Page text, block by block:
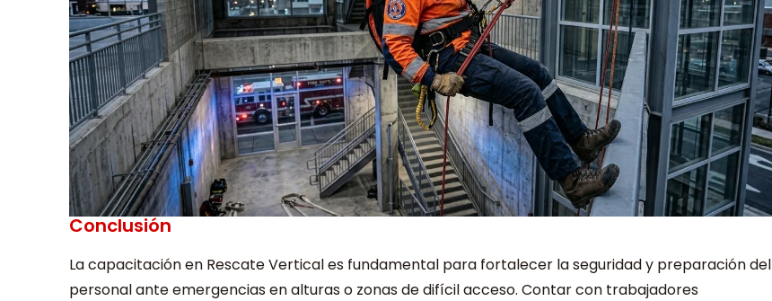
Conclusión
La capacitación en Rescate Vertical es fundamental para fortalecer la seguridad y preparación del
personal ante emergencias en alturas o zonas de difícil acceso.Contar con trabajadores